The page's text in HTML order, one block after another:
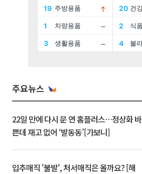
주요뉴스
22일 만에 다시 문 연 홈플러스…정상화 바
쁜데 재고 없어 ‘발동동’[가보니]
입추매직 '불발', 처서매직은 올까요? [해